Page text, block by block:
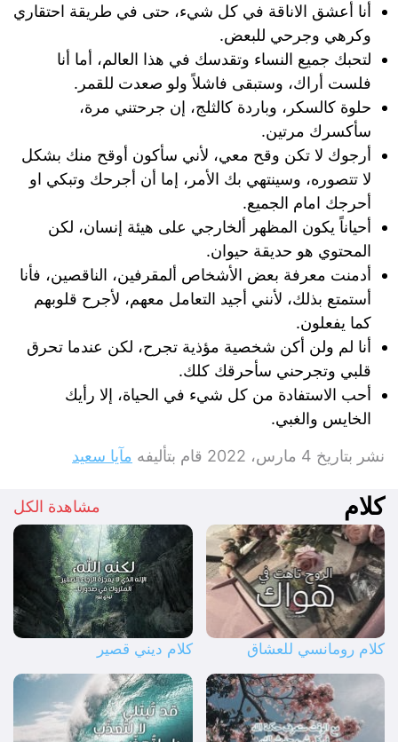
أنا أعشق الاناقة في كل شيء، حتى في طريقة احتقاري
وكرهي وجرحي للبعض.
لتحبك جميع النساء وتقدسك في هذا العالم، أما أنا
فلست أراك، وستبقى فاشلاً ولو صعدت للقمر.
حلوة كالسكر، وباردة كالثلج، إن جرحتني مرة،
سأكسرك مرتين.
أرجوك لا تكن وقح معي، لأني سأكون أوقح منك بشكل
لا تتصوره، وسينتهي بك الأمر، إما أن أجرحك وتبكي او
أحرجك امام الجميع.
أحياناً يكون المظهر ألخارجي على هيئة إنسان، لكن
المحتوي هو حديقة حيوان.
أدمنت معرفة بعض الأشخاص ألمقرفين، الناقصين، فأنا
أستمتع بذلك، لأنني أجيد التعامل معهم، لأجرح قلوبهم
كما يفعلون.
أنا لم ولن أكن شخصية مؤذية تجرح، لكن عندما تحرق
قلبي وتجرحني سأحرقك كلك.
أحب الاستفادة من كل شيء في الحياة، إلا رأيك
الخايس والغبي.
نشر بتاريخ 4 مارس، 2022 قام بتأليفه مآيا سعيد
كلام مشاهدة الكل
كلام رومانسي للعشاق كلام ديني قصير